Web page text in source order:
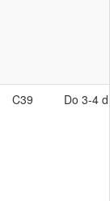
C39 Do 3-4